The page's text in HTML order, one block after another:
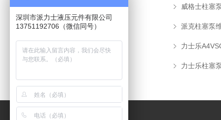
威格士柱塞
派克柱塞泵
深圳市派力士液压元件有限公司
13751192706（微信同号）